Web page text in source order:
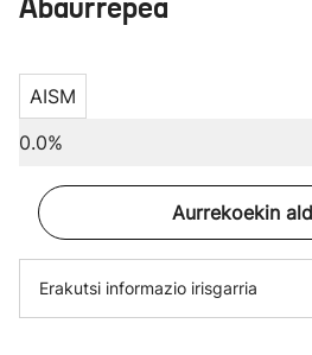
Abaurrepea
AISM
0.0%
Aurrekoekin
Erakutsi informazio irisgarria